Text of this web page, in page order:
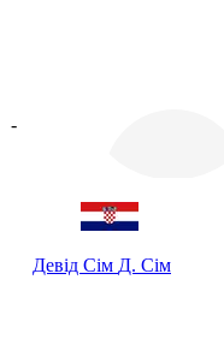
-
Девід Сім Д. Сім